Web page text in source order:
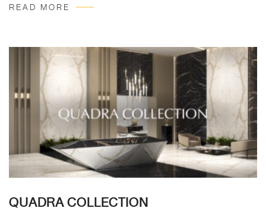
READ MORE
QUADRA COLLECTION